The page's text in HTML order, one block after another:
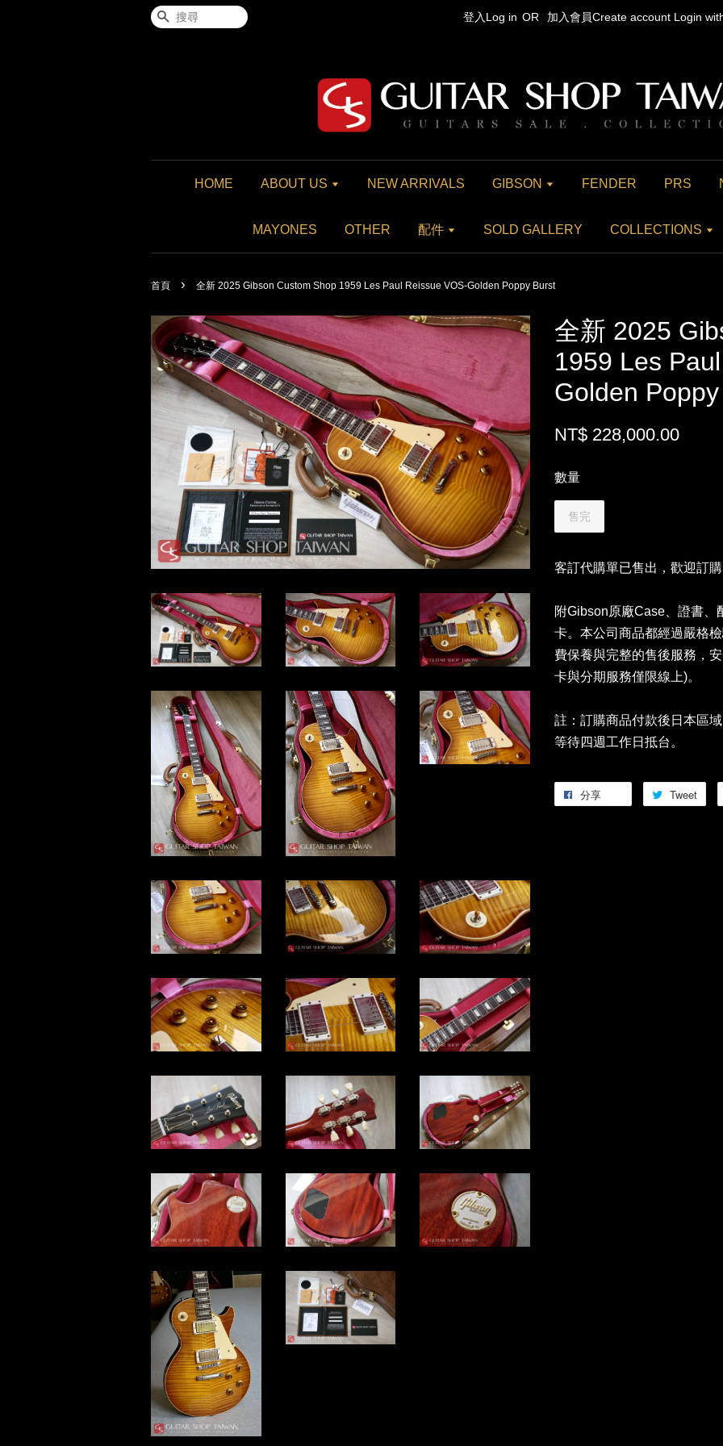
搜尋 登入Log in OR 加入會員Create account Login
HOME ABOUT US NEW ARRIVALS GIBSON FENDER PRS
MAYONES OTHER 配件 SOLD GALLERY COLLECTIONS
首頁 › 全新 2025 Gibson Custom Shop 1959 Les Paul Reissue VOS-Golden Poppy Burst
全新 2025
1959 Les
Golden
NT$ 228,000.00
數量
售完
客訂代購單已售出，歡迎訂購
附Gibson原廠Case、證書、
卡。本公司商品都經過嚴格
費保養與完整的售後服務，
卡與分期服務僅限線上)。
註：訂購商品付款後日本區
等待四週工作日抵台。
分享 Tweet